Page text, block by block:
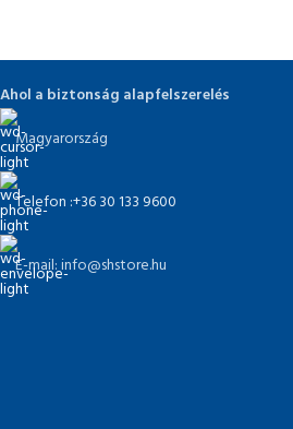
Ahol a biztonság alapfelszerelés
Magyarország
Telefon :+36 30 133 9600
E-mail: info@shstore.hu